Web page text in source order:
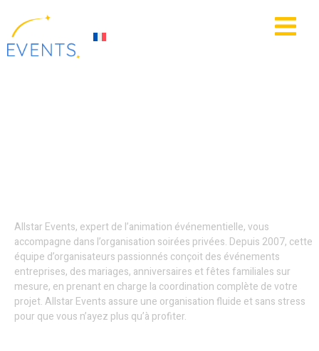
principal
Allstar Events, expert de l’animation événementielle, vous
accompagne dans l’organisation soirées privées. Depuis 2007, cette
équipe d’organisateurs passionnés conçoit des événements
entreprises, des mariages, anniversaires et fêtes familiales sur
mesure, en prenant en charge la coordination complète de votre
projet. Allstar Events assure une organisation fluide et sans stress
pour que vous n’ayez plus qu’à profiter.